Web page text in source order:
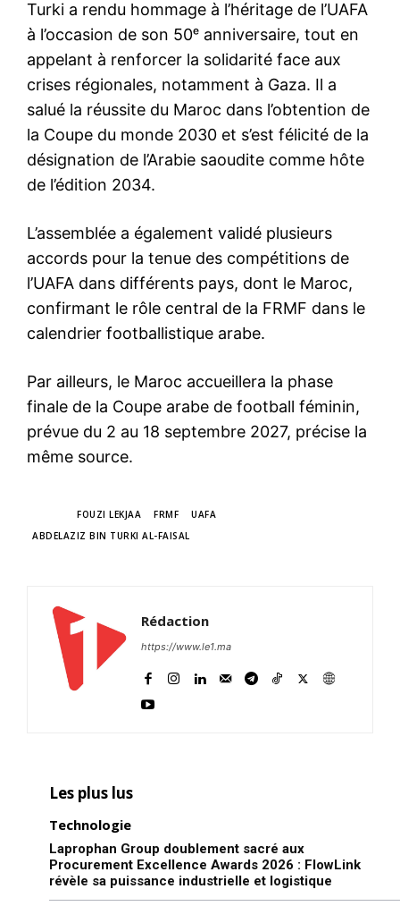
Turki a rendu hommage à l’héritage de l’UAFA
à l’occasion de son 50ᵉ anniversaire, tout en
appelant à renforcer la solidarité face aux
crises régionales, notamment à Gaza. Il a
salué la réussite du Maroc dans l’obtention de
la Coupe du monde 2030 et s’est félicité de la
désignation de l’Arabie saoudite comme hôte
de l’édition 2034.
L’assemblée a également validé plusieurs
accords pour la tenue des compétitions de
l’UAFA dans différents pays, dont le Maroc,
confirmant le rôle central de la FRMF dans le
calendrier footballistique arabe.
Par ailleurs, le Maroc accueillera la phase
finale de la Coupe arabe de football féminin,
prévue du 2 au 18 septembre 2027, précise la
même source.
FOUZI LEKJAA FRMF
UAFA
ABDELAZIZ BIN TURKI AL-FAISAL
Rédaction
https://www.le1.ma
Les plus lus
Technologie
Laprophan Group doublement sacré aux
Procurement Excellence Awards 2026 : FlowLink
révèle sa puissance industrielle et logistique